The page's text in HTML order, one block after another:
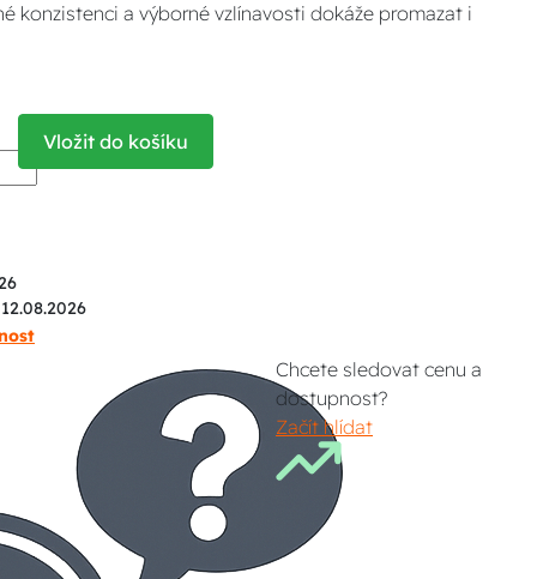
konzistenci a výborné vzlínavosti dokáže promazat i
Vložit do košíku
Chcete sledovat cenu a
dostupnost?
Začít hlídat